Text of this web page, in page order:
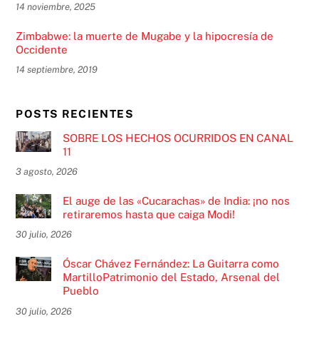
14 noviembre, 2025
Zimbabwe: la muerte de Mugabe y la hipocresía de
Occidente
14 septiembre, 2019
POSTS RECIENTES
SOBRE LOS HECHOS OCURRIDOS EN CANAL
11
3 agosto, 2026
El auge de las «Cucarachas» de India: ¡no nos
retiraremos hasta que caiga Modi!
30 julio, 2026
Óscar Chávez Fernández: La Guitarra como
MartilloPatrimonio del Estado, Arsenal del
Pueblo
30 julio, 2026